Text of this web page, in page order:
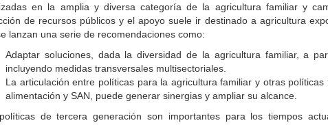
en la amplia y diversa categoría de la agricultura familiar y
de recursos públicos y el apoyo suele ir destinado a agricultura
lanzan una serie de recomendaciones como:
Adaptar soluciones, dada la diversidad de la agricultura familiar, a
incluyendo medidas transversales multisectoriales.
La articulación entre políticas para la agricultura familiar y otras
alimentación y SAN, puede generar sinergias y ampliar su alcance.
de tercera generación son importantes para los tiempos